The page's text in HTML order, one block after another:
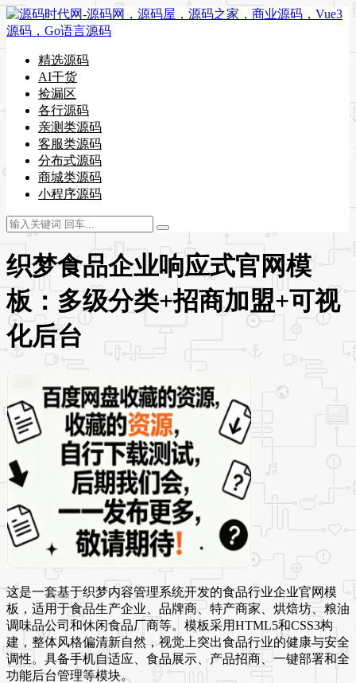
精选源码
AI干货
捡漏区
各行源码
亲测类源码
客服类源码
分布式源码
商城类源码
小程序源码
织梦食品企业响应式官网模
板：多级分类+招商加盟+可视
化后台
这是一套基于织梦内容管理系统开发的食品行业企业官网模
板，适用于食品生产企业、品牌商、特产商家、烘焙坊、粮油
调味品公司和休闲食品厂商等。模板采用HTML5和CSS3构
建，整体风格偏清新自然，视觉上突出食品行业的健康与安全
调性。具备手机自适应、食品展示、产品招商、一键部署和全
功能后台管理等模块。